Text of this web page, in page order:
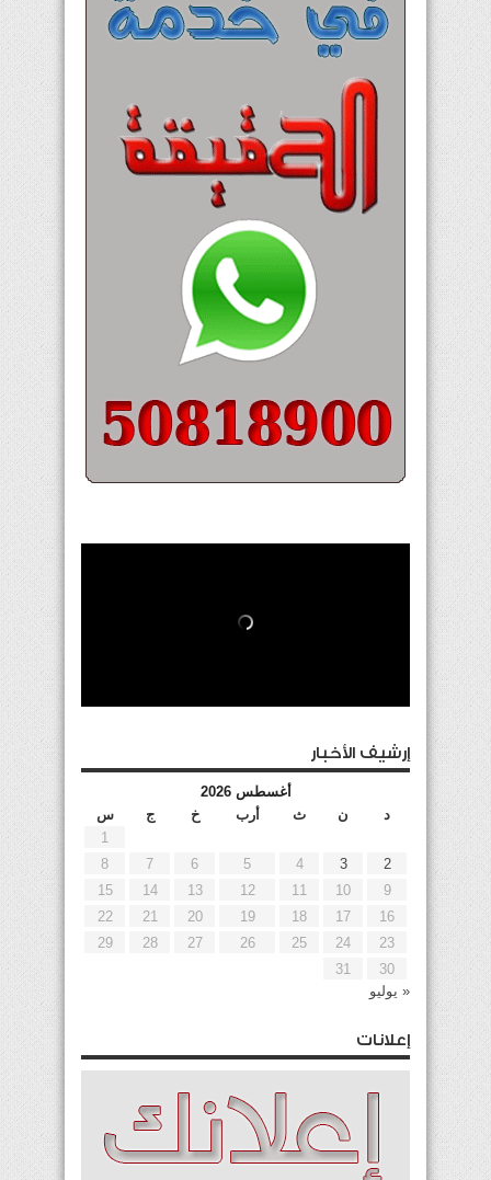
إرشيف الأخبار
أغسطس 2026
د
ن ث أرب خ ج
س
1
2
3
4
5
6
7
8
9
10
11
12
13
14
15
16
17
18
19
20
21
22
23
24
25
26
27
28
29
30
31
« يوليو
إعلانات